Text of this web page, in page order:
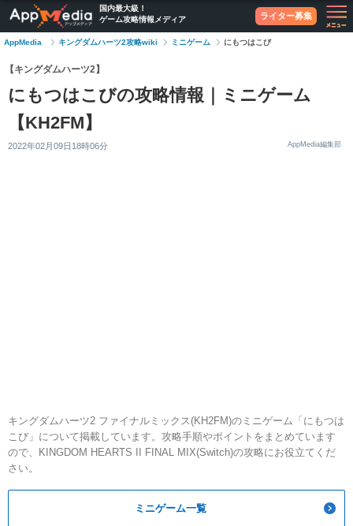
国内最大級！
ゲーム攻略情報メディア
ライター募集
AppMedia キングダムハーツ2攻略wiki ミニゲーム にもつはこび
【キングダムハーツ2】
にもつはこびの攻略情報｜ミニゲーム
【KH2FM】
2022年02月09日18時06分 AppMedia編集部
キングダムハーツ2 ファイナルミックス(KH2FM)のミニゲーム「にもつは
こび」について掲載しています。攻略手順やポイントをまとめています
ので、KINGDOM HEARTS II FINAL MIX(Switch)の攻略にお役立てくだ
さい。
ミニゲーム一覧